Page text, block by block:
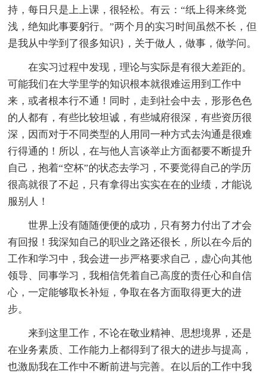
持，每日只是上上课，很轻松。有云：“纸上得来终觉
浅，绝知此事要躬行。”两个月的实习时间虽然不长，但
是我从中学到了很多知识}，关于做人，做事，做学问。
在实习过程中发现，理论与实际是有很大差距的。
可能我们在大学里学的知识根本就很难运用到工作中
来，或者根本行不通！同时，走到社会中去，形形色色
的人都有，有些比较坦诚，有些城府很深，有些资历很
深，因而对于不同类型的人用同一种方式去沟通是很难
行得通的！所以，在与他人言谈举止方面都要不断提升
自己，抱着“空杯”的状态去学习，不要觉得自己的学历
很高就很了不起，只有拿得出实实在在的业绩，才能说
服别人！
世界上没有随随便便的成功，只有努力付出了才会
有回报！我深知自己的职业之路还很长，所以在今后的
工作和学习中，我会进一步严格要求自己，虚心向其他
领导、同事学习，我相信凭着自己高度的责任心和自信
心，一定能够取长补短，争取在各方面取得更大的进
步。
来到这里工作，不论在敬业精神、思想境界，还是
在业务素质、工作能力上都得到了很大的进步与提高，
也激励我在工作中不断前进与完善。在以后的工作中我